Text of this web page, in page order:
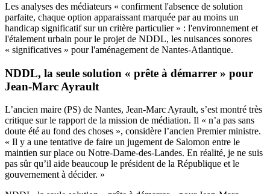
Les analyses des médiateurs « confirment l'absence de solution
parfaite, chaque option apparaissant marquée par au moins un
handicap significatif sur un critère particulier » : l'environnement et
l'étalement urbain pour le projet de NDDL, les nuisances sonores
« significatives » pour l'aménagement de Nantes-Atlantique.
NDDL, la seule solution « prête à démarrer » pour
Jean-Marc Ayrault
L’ancien maire (PS) de Nantes, Jean-Marc Ayrault, s’est montré très
critique sur le rapport de la mission de médiation. Il « n’a pas sans
doute été au fond des choses », considère l’ancien Premier ministre.
« Il y a une tentative de faire un jugement de Salomon entre le
maintien sur place ou Notre-Dame-des-Landes. En réalité, je ne suis
pas sûr qu’il aide beaucoup le président de la République et le
gouvernement à décider. »